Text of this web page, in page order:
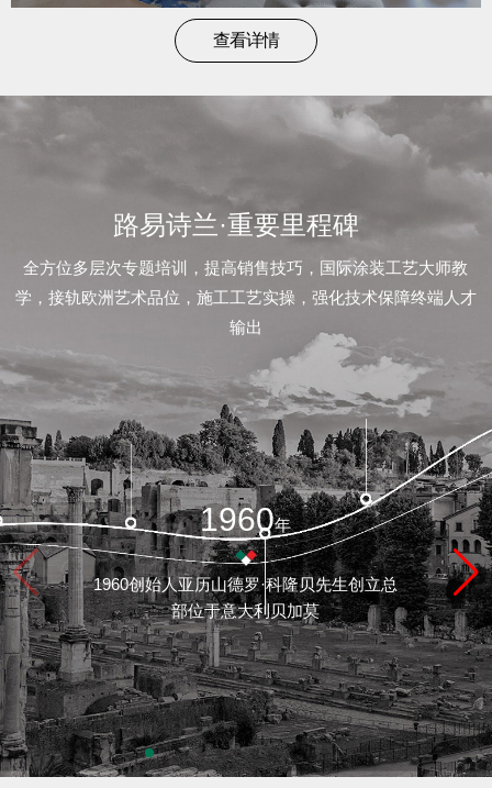
contact
联
系
feedback/
质
保
查看详情
路易诗兰·重要里程碑
全方位多层次专题培训，提高销售技巧，国际涂装工艺大师教
学，接轨欧洲艺术品位，施工工艺实操，强化技术保障终端人才
输出
1960年
1960创始人亚历山德罗·科隆贝先生创立总
部位于意大利贝加莫